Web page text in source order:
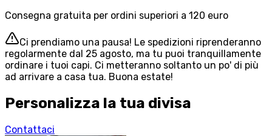
Consegna gratuita per ordini superiori a 120 euro
Ci prendiamo una pausa! Le spedizioni riprenderanno
regolarmente dal 25 agosto, ma tu puoi tranquillamente
ordinare i tuoi capi. Ci metteranno soltanto un po' di più
ad arrivare a casa tua. Buona estate!
Personalizza la tua divisa
Contattaci